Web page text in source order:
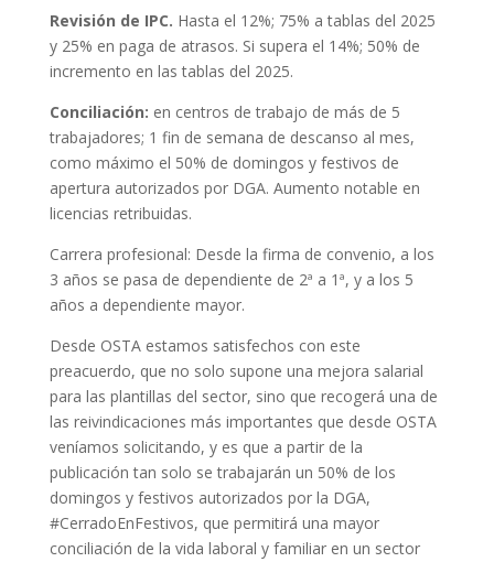
Revisión de IPC. Hasta el 12%; 75% a tablas del 2025
y 25% en paga de atrasos. Si supera el 14%; 50% de
incremento en las tablas del 2025.
Conciliación: en centros de trabajo de más de 5
trabajadores; 1 fin de semana de descanso al mes,
como máximo el 50% de domingos y festivos de
apertura autorizados por DGA. Aumento notable en
licencias retribuidas.
Carrera profesional: Desde la firma de convenio, a los
3 años se pasa de dependiente de 2ª a 1ª, y a los 5
años a dependiente mayor.
Desde OSTA estamos satisfechos con este
preacuerdo, que no solo supone una mejora salarial
para las plantillas del sector, sino que recogerá una de
las reivindicaciones más importantes que desde OSTA
veníamos solicitando, y es que a partir de la
publicación tan solo se trabajarán un 50% de los
domingos y festivos autorizados por la DGA,
#CerradoEnFestivos, que permitirá una mayor
conciliación de la vida laboral y familiar en un sector